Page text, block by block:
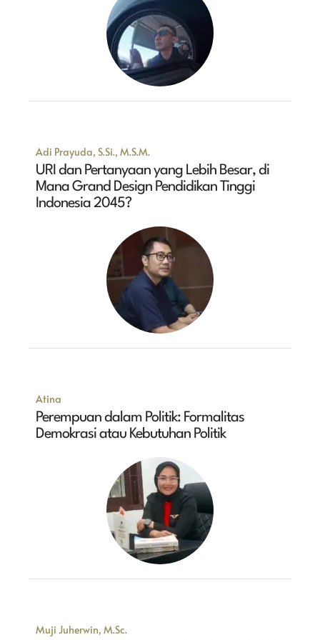
Adi Prayuda, S.Si., M.S.M.
URI dan Pertanyaan yang Lebih Besar, di
Mana Grand Design Pendidikan Tinggi
Indonesia 2045?
Atina
Perempuan dalam Politik: Formalitas
Demokrasi atau Kebutuhan Politik
Muji Juherwin, M.Sc.